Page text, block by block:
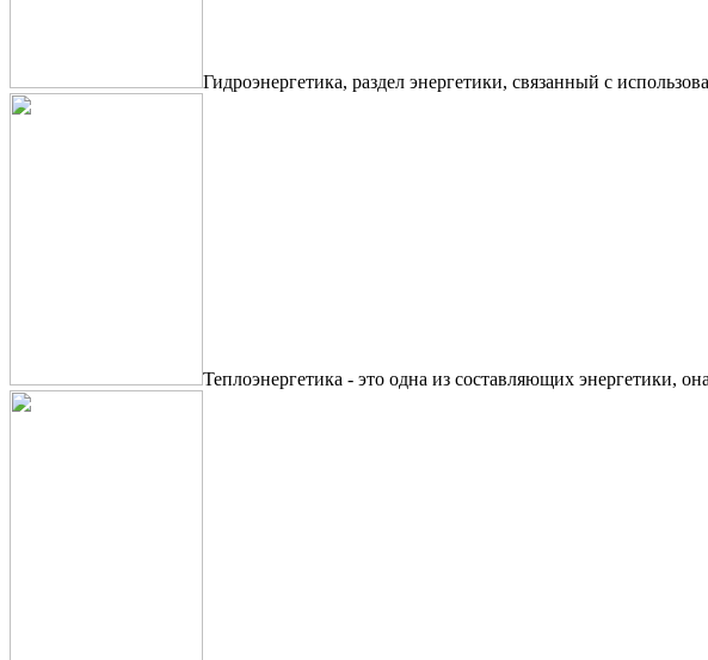
Гидроэнергетика, раздел энергетики, связанный с
Теплоэнергетика - это одна из составляющих энергетики,